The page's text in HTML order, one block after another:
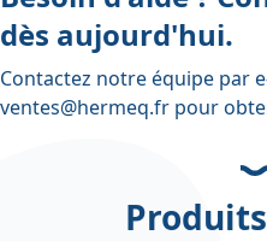
dès aujourd'hui.
Contactez notre équipe par
ventes@hermeq.fr pour